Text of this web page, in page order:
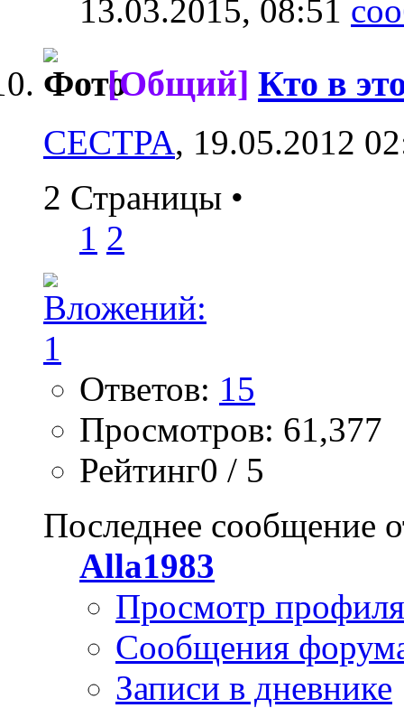
13.03.2015, 08:51
[Общий] Кто в
CECTPA, 19.05.2012
2 Страницы •
1 2
Ответов: 15
Просмотров: 61,377
Рейтинг0 / 5
Последнее сообщение
Alla1983
Просмотр профиля
Сообщения
Записи в дневнике